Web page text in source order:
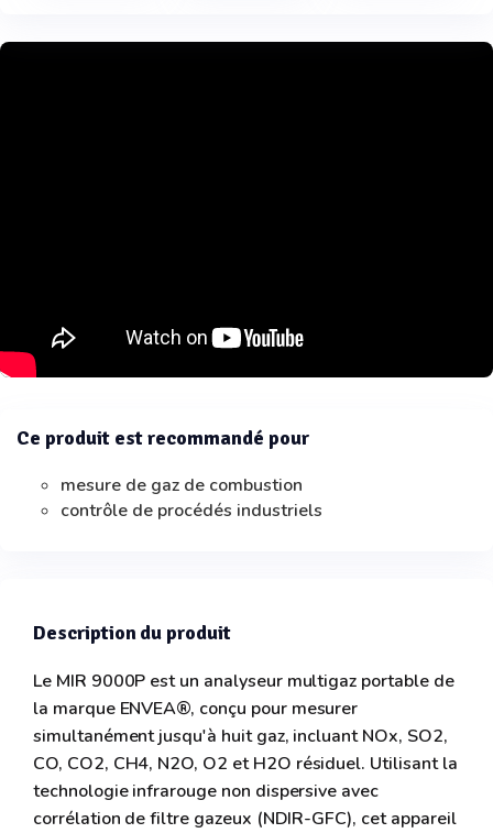
Ce produit est recommandé pour
mesure de gaz de combustion
contrôle de procédés industriels
Description du produit
Le MIR 9000P est un analyseur multigaz portable de
la marque ENVEA®, conçu pour mesurer
simultanément jusqu'à huit gaz, incluant NOx, SO2,
CO, CO2, CH4, N2O, O2 et H2O résiduel. Utilisant la
technologie infrarouge non dispersive avec
corrélation de filtre gazeux (NDIR-GFC), cet appareil